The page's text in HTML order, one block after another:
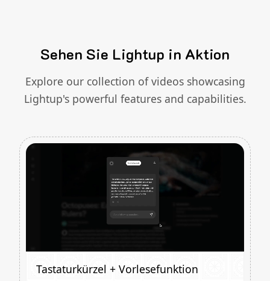
Sehen Sie Lightup in Aktion
Explore our collection of videos showcasing
Lightup's powerful features and capabilities.
Tastaturkürzel + Vorlesefunktion